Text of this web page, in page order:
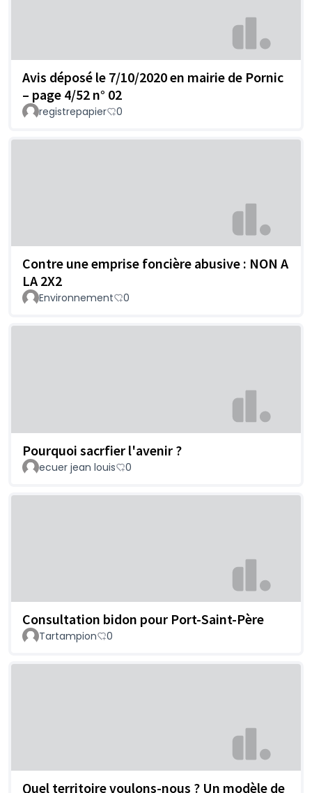
Avis déposé le 7/10/2020 en mairie de Pornic
– page 4/52 n° 02
registrepapier 0
Contre une emprise foncière abusive : NON A
LA 2X2
Environnement 0
Pourquoi sacrfier l'avenir ?
ecuer jean louis 0
Consultation bidon pour Port-Saint-Père
Tartampion 0
Quel territoire voulons-nous ? Un modèle de